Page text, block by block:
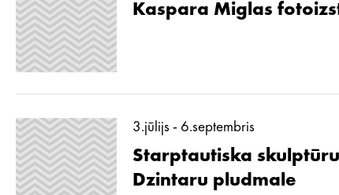
Kaspara Miglas
3.jūlijs - 6.septembris
Starptautiska
Dzintaru pludmale